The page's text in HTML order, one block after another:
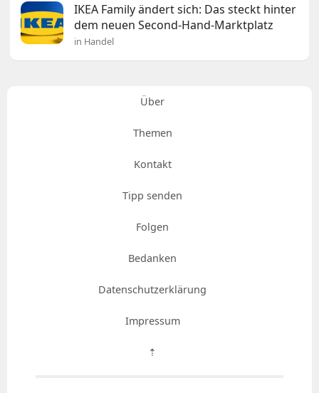
IKEA Family ändert sich: Das steckt hinter
dem neuen Second-Hand-Marktplatz
in Handel
Über
Themen
Kontakt
Tipp senden
Folgen
Bedanken
Datenschutzerklärung
Impressum
⇡